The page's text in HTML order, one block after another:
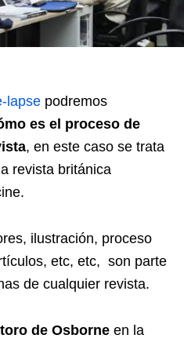
lapse podremos
es el proceso de
, en este caso se trata
revista británica
ilustración, proceso
etc, etc, son parte
de cualquier revista.
toro de Osborne en la